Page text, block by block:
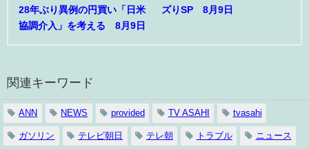
28年ぶり異例の円買い「日米
協調介入」を考える 8月9日
ズりSP 8月9日
関連キーワード
ANN NEWS provided TV ASAHI tvasahi
ガソリン テレビ朝日 テレ朝 トラブル ニュース